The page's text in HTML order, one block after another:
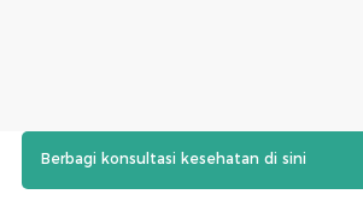
Berbagi konsultasi kesehatan di sini